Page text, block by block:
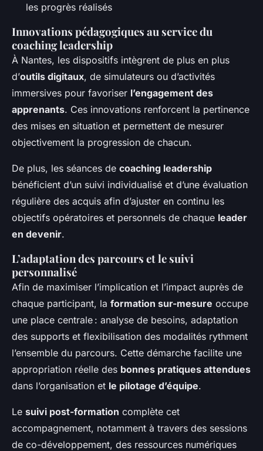
les progrès réalisés
Innovations pédagogiques au service du
coaching leadership
À Nantes, les dispositifs intègrent de plus en plus
d’outils digitaux, de simulateurs ou d’activités
immersives pour favoriser l’engagement des
apprenants. Ces innovations renforcent la pertinence
des mises en situation et permettent de mesurer
objectivement la progression de chacun.
De plus, les séances de coaching leadership
bénéficient d’un suivi individualisé et d’une évaluation
régulière des acquis afin d’ajuster en continu les
objectifs opératoires et personnels de chaque leader
en devenir.
L’adaptation des parcours et le suivi
personnalisé
Afin de maximiser l’implication et l’impact auprès de
chaque participant, la formation sur-mesure occupe
une place centrale : analyse de besoins, adaptation
des supports et flexibilisation des modalités rythment
l’ensemble du parcours. Cette démarche facilite une
appropriation réelle des bonnes pratiques attendues
dans l’organisation et le pilotage d’équipe.
Le suivi post-formation complète cet
accompagnement, notamment à travers des sessions
de co-développement, des ressources numériques